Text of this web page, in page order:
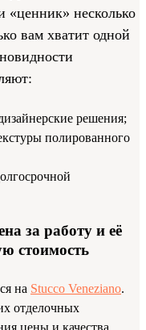
«ценник» несколько
вам хватит одной
решения;
полированного
за работу и её
стоимость
на Stucco Veneziano.
отделочных
цены и качества.